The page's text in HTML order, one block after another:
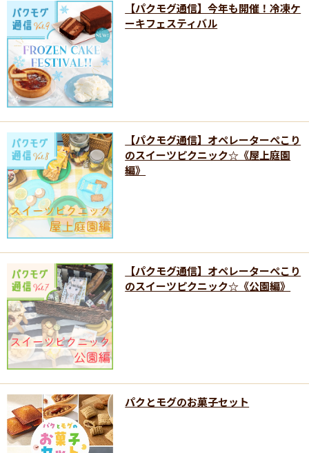
【パクモグ通信】今年も開催！冷凍ケ
ーキフェスティバル
【パクモグ通信】オペレーターぺこり
のスイーツピクニック☆《屋上庭園
編》
【パクモグ通信】オペレーターぺこり
のスイーツピクニック☆《公園編》
パクとモグのお菓子セット